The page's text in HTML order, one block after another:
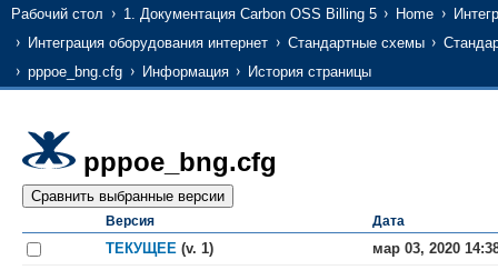
Рабочий стол 1. Документация Carbon OSS Billing 5 Home
Интеграция оборудования интернет
Стандартные схемы
pppoe_bng.cfg
Информация История страницы
pppoe_bng.cfg
Версия Дата
ТЕКУЩЕЕ (v. 1) мар 03, 2020